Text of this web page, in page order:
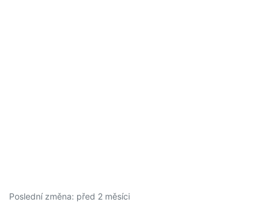
Poslední změna: před 2 měsíci